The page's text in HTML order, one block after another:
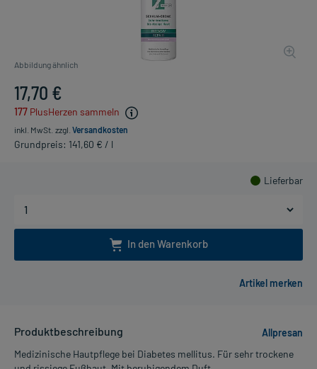
Abbildung ähnlich
17,70 €
177 PlusHerzen sammeln
inkl. MwSt. zzgl. Versandkosten
Grundpreis: 141,60 € / l
Lieferbar
In den Warenkorb
Produktbeschreibung
Allpresan
Medizinische Hautpflege bei Diabetes mellitus. Für sehr trockene